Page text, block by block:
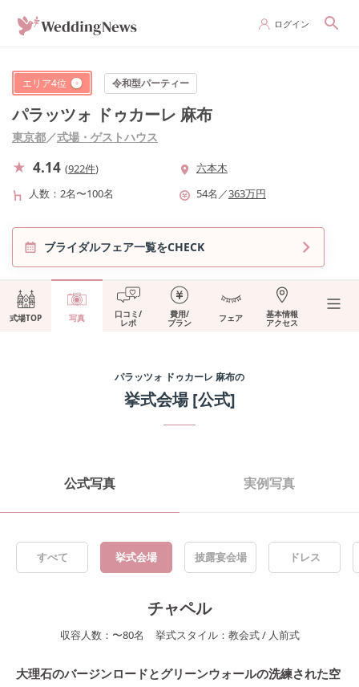
ログイン
エリア4位 令和型パーティー
パラッツォ ドゥカーレ 麻布
東京都／式場・ゲストハウス
4.14 (922件)
六本木
人数
2名〜100名 54名 ／363万円
ブライダルフェア一覧をCHECK
式場TOP 写真 口コミ/
レポ
費用/
プラン フェア 基本情報
アクセス
パラッツォ ドゥカーレ 麻布の
挙式会場[公式]
公式写真 実例写真
すべて 挙式会場 披露宴会場 ドレス
チャペル
収容人数： 〜80名 挙式スタイル： 教会式/ 人前式
大理石のバージンロードとグリーンウォールの洗練された空